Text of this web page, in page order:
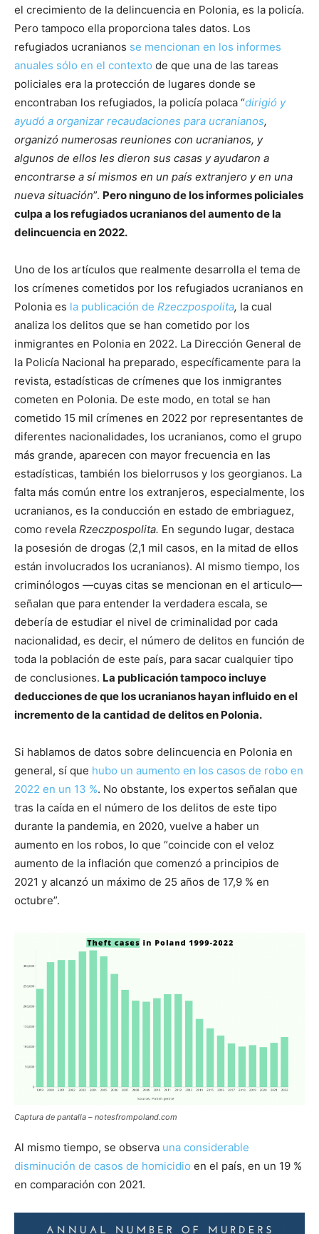
el crecimiento de la delincuencia en Polonia, es la policía.
Pero tampoco ella proporciona tales datos. Los
refugiados ucranianos se mencionan en los informes
anuales sólo en el contexto de que una de las tareas
policiales era la protección de lugares donde se
encontraban los refugiados, la policía polaca “dirigió y
ayudó a organizar recaudaciones para ucranianos,
organizó numerosas reuniones con ucranianos, y
algunos de ellos les dieron sus casas y ayudaron a
encontrarse a sí mismos en un país extranjero y en una
nueva situación”. Pero ninguno de los informes policiales
culpa a los refugiados ucranianos del aumento de la
delincuencia en 2022.
Uno de los artículos que realmente desarrolla el tema de
los crímenes cometidos por los refugiados ucranianos en
Polonia es la publicación de Rzeczpospolita, la cual
analiza los delitos que se han cometido por los
inmigrantes en Polonia en 2022. La Dirección General de
la Policía Nacional ha preparado, específicamente para la
revista, estadísticas de crímenes que los inmigrantes
cometen en Polonia. De este modo, en total se han
cometido 15 mil crímenes en 2022 por representantes de
diferentes nacionalidades, los ucranianos, como el grupo
más grande, aparecen con mayor frecuencia en las
estadísticas, también los bielorrusos y los georgianos. La
falta más común entre los extranjeros, especialmente, los
ucranianos, es la conducción en estado de embriaguez,
como revela Rzeczpospolita. En segundo lugar, destaca
la posesión de drogas (2,1 mil casos, en la mitad de ellos
están involucrados los ucranianos). Al mismo tiempo, los
criminólogos —cuyas citas se mencionan en el articulo—
señalan que para entender la verdadera escala, se
debería de estudiar el nivel de criminalidad por cada
nacionalidad, es decir, el número de delitos en función de
toda la población de este país, para sacar cualquier tipo
de conclusiones. La publicación tampoco incluye
deducciones de que los ucranianos hayan influido en el
incremento de la cantidad de delitos en Polonia.
Si hablamos de datos sobre delincuencia en Polonia en
general, sí que hubo un aumento en los casos de robo en
2022 en un 13 %. No obstante, los expertos señalan que
tras la caída en el número de los delitos de este tipo
durante la pandemia, en 2020, vuelve a haber un
aumento en los robos, lo que “coincide con el veloz
aumento de la inflación que comenzó a principios de
2021 y alcanzó un máximo de 25 años de 17,9 % en
octubre”.
Captura de pantalla – notesfrompoland.com
Al mismo tiempo, se observa una considerable
disminución de casos de homicidio en el país, en un 19 %
en comparación con 2021.